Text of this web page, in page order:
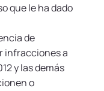
que le ha dado
de
infracciones a
y las demás
o